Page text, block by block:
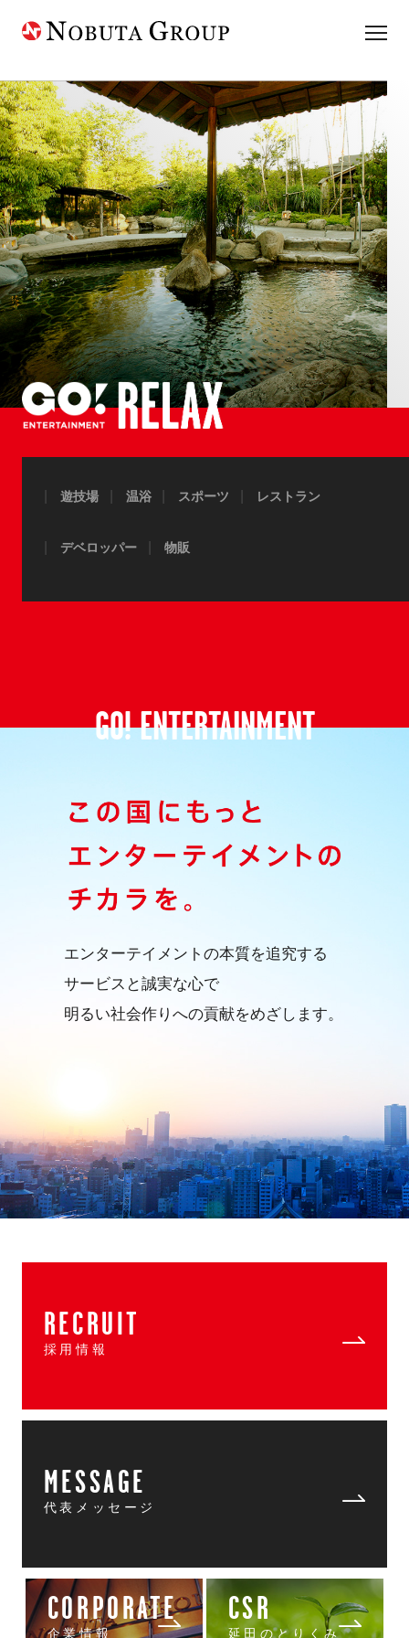
遊技場 温浴 スポーツ レストラン
デベロッパー 物販
GO! ENTERTAINMENT
エンターテイメントの本質を追究する
サービスと誠実な心で
明るい社会作りへの貢献をめざします。
RECRUIT
採用情報
MESSAGE
代表メッセージ
CORPORATE
企業情報
CSR
延田のとりくみ